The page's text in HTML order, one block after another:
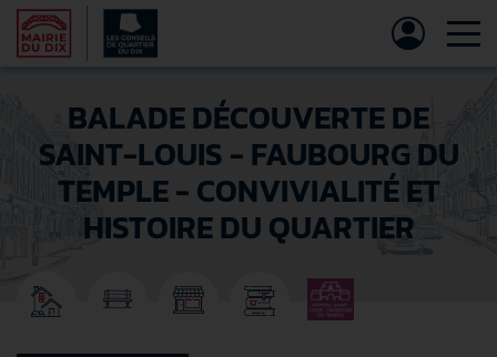
BALADE DÉCOUVERTE DE
SAINT-LOUIS - FAUBOURG DU
TEMPLE - CONVIVIALITÉ ET
HISTOIRE DU QUARTIER